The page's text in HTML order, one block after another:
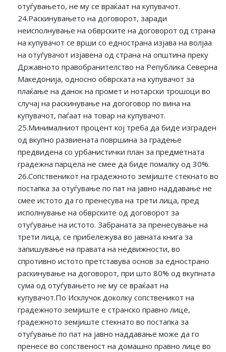
отуѓувањето, не му се враќаат на купувачот.
24.Раскинувањето на договорот, заради
неисполнување на обврските на договорот од страна
на купувачот се врши со еднострана изјава на волјаа
на отуѓувачот изјавена од страна на општина преку
Државното правобранителство на Република Северна
Македонија, односно обврската на купувачот за
плаќање на данок на промет и нотарски трошоци во
случај на раскинување на догоговор по вина на
купувачот, паѓаат на товар на купувачот.
25.Минималниот процент кој треба да биде изграден
од вкупно развиената површина за градење
предвидена со урбанистички план за предметната
градежна парцела не смее да биде помалку од 30%.
26.Сопственикот на градежното земјиште стекнато во
постапка за отуѓување по пат на јавно наддавање не
смее истото да го пренесува на трети лица, пред
исполнување на обврските од договорот за
отуѓување на истото. Забраната за пренесување на
трети лица, се прибележува во јавната книга за
запишување на правата на недвижности, во
спротивно истото претставува основ за еднострано
раскинување на договорот, при што 80% од вкупната
сума од отуѓувањето не му се враќаат на
купувачот.По Исклучок доколку сопственикот на
градежното земјиште е странско правно лице,
градежното земјиште стекнато во постапка за
отуѓување по пат на јавно наддавање може да го
пренесе во сопственост на домашно правно лице во